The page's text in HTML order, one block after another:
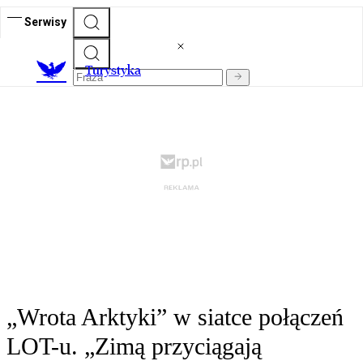
Serwisy
Turystyka
„Wrota Arktyki” w siatce połączeń
LOT-u. „Zimą przyciągają